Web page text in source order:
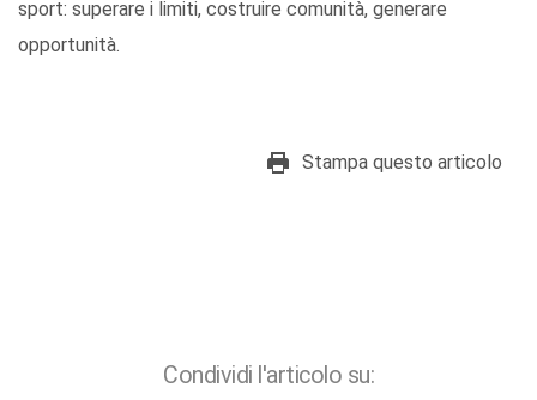
sport: superare i limiti, costruire comunità, generare
opportunità.
Stampa questo articolo
Condividi l'articolo su: